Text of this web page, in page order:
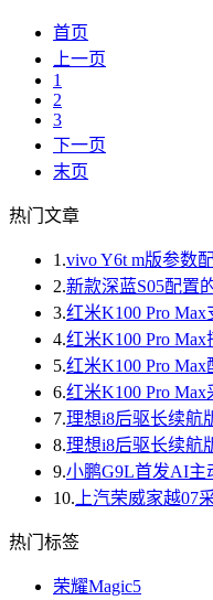
首页
上一页
1
2
3
下一页
末页
热门文章
1.vivo Y6t m版参数
2.新款深蓝S05配置
3.红米K100 Pro
4.红米K100 Pro
5.红米K100 Pro
6.红米K100 Pro
7.理想i8后驱长续航
8.理想i8后驱长续航
9.小鹏G9L首发AI主
10. 上汽荣威家越07
热门标签
荣耀Magic5